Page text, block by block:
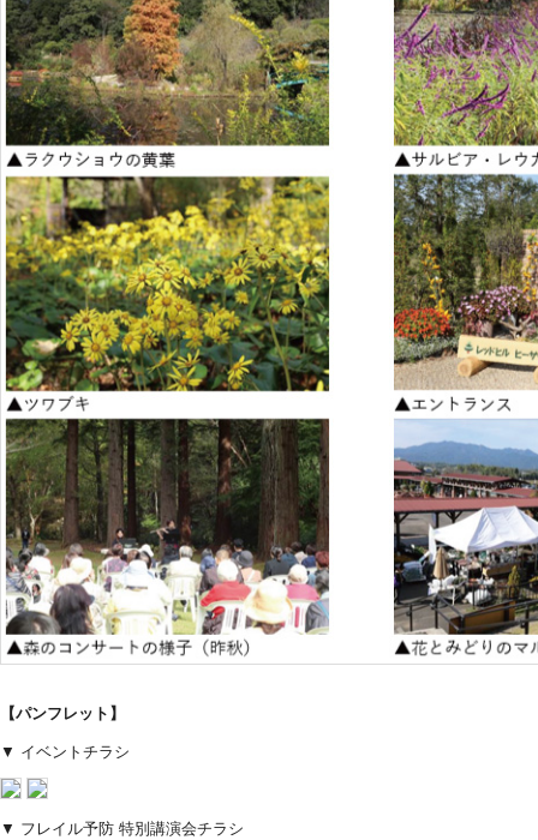
【パンフレット】
▼ イベントチラシ
▼ フレイル予防 特別講演会チラシ